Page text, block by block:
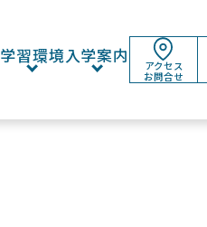
学習環境入学案内
アクセス
お問合せ